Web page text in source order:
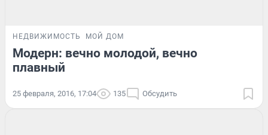
НЕДВИЖИМОСТЬ МОЙ ДОМ
Модерн: вечно молодой, вечно
плавный
25 февраля, 2016, 17:04 135 Обсудить